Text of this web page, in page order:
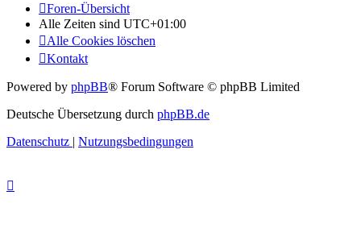
Foren-Übersicht
Alle Zeiten sind UTC+01:00
Alle Cookies löschen
Kontakt
Powered by phpBB® Forum Software © phpBB Limited
Deutsche Übersetzung durch phpBB.de
Datenschutz | Nutzungsbedingungen